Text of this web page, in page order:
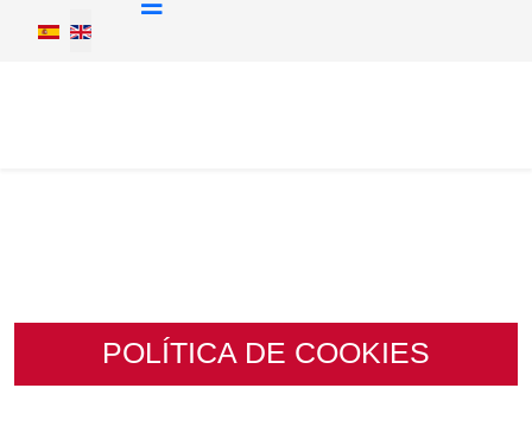
Select your language
POLÍTICA DE COOKIES